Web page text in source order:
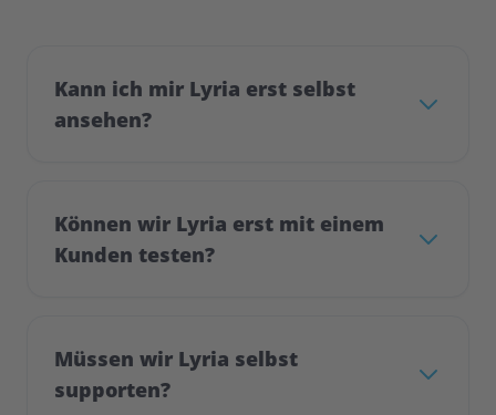
Kann ich mir Lyria erst selbst
ansehen?
Können wir Lyria erst mit einem
Kunden testen?
Müssen wir Lyria selbst
supporten?